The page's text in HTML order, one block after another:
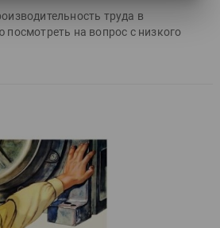
труда в
на вопрос с низкого